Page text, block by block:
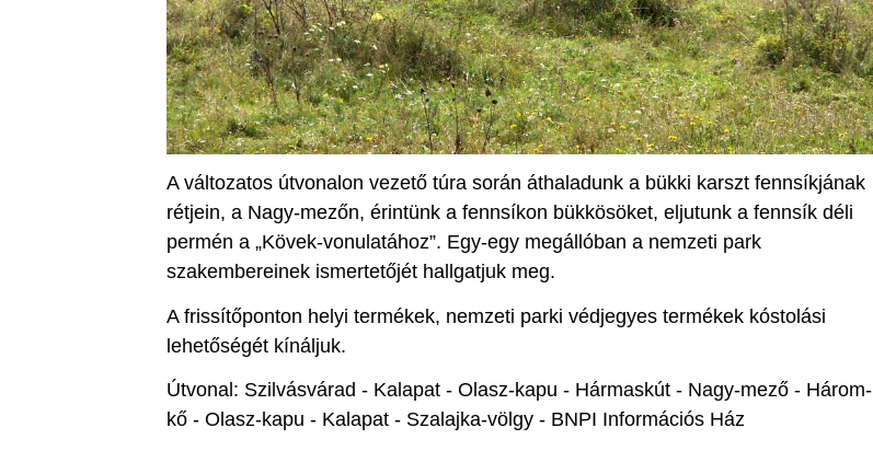
A változatos útvonalon vezető túra során áthaladunk a bükki karszt fennsíkjának
rétjein, a Nagy-mezőn, érintünk a fennsíkon bükkösöket, eljutunk a fennsík déli
permén a „Kövek-vonulatához”. Egy-egy megállóban a nemzeti park
szakembereinek ismertetőjét hallgatjuk meg.
A frissítőponton helyi termékek, nemzeti parki védjegyes termékek kóstolási
lehetőségét kínáljuk.
Útvonal: Szilvásvárad - Kalapat - Olasz-kapu - Hármaskút - Nagy-mező - Három-
kő - Olasz-kapu - Kalapat - Szalajka-völgy - BNPI Információs Ház